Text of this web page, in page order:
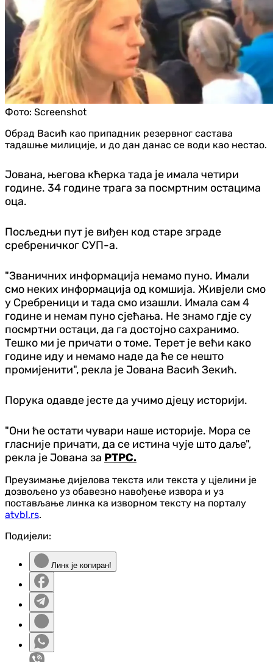
Фото: Screenshot
Обрад Васић као припадник резервног састава
тадашње милиције, и до дан данас се води као нестао.
Јована, његова кћерка тада је имала четири
године. 34 године трага за посмртним остацима
оца.
Посљедњи пут је виђен код старе зграде
сребреничког СУП-а.
"Званичних информација немамо пуно. Имали
смо неких информација од комшија. Живјели смо
у Сребреници и тада смо изашли. Имала сам 4
године и немам пуно сјећања. Не знамо гдје су
посмртни остаци, да га достојно сахранимо.
Тешко ми је причати о томе. Терет је већи како
године иду и немамо наде да ће се нешто
промијенити", рекла је Јована Васић Зекић.
Порука одавде јесте да учимо дјецу историји.
"Они ће остати чувари наше историје. Мора се
гласније причати, да се истина чује што даље",
рекла је Јована за РТРС.
Преузимање дијелова текста или текста у цјелини је
дозвољено уз обавезно навођење извора и уз
постављање линка ка изворном тексту на порталу
atvbl.rs.
Подијели:
Линк је копиран!